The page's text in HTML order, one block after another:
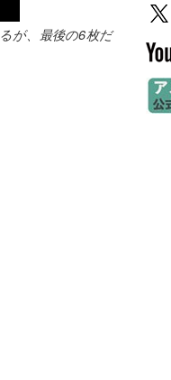
が、最後の6枚だ